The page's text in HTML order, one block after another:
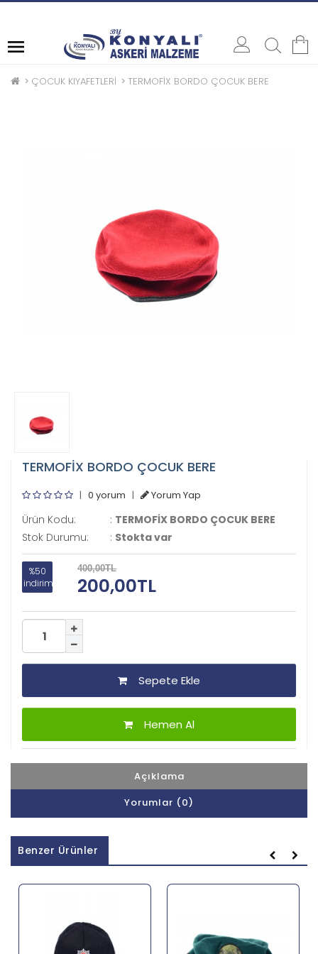
ÇOCUK KIYAFETLERİ TERMOFİX BORDO ÇOCUK BERE
TERMOFİX BORDO ÇOCUK BERE
| 0 yorum | Yorum Yap
Ürün Kodu: : TERMOFİX BORDO ÇOCUK BERE
Stok Durumu:
: Stokta var
%50
indirim
400,00TL
200,00TL
Sepete Ekle
Hemen Al
Açıklama
Yorumlar (0)
Benzer Ürünler